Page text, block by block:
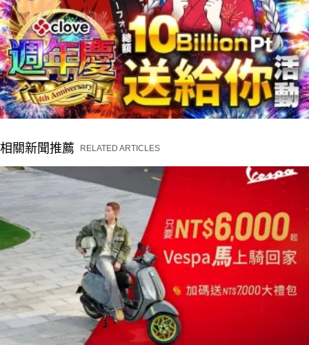
相關新聞推薦 RELATED ARTICLES